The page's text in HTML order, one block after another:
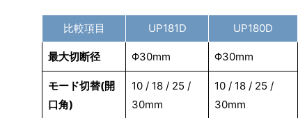
比較項目 UP181D UP180D
最大切断径 Φ30mm Φ30mm
モード切替(開
口角)
10 / 18 / 25 /
30mm
10 / 18 / 25 /
30mm